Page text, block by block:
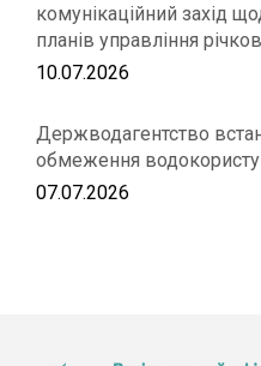
комунікаційний захід
планів управління
10.07.2026
Держводагентство
обмеження
07.07.2026